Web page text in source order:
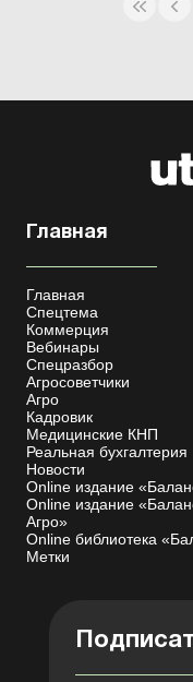
Главная
Главная
Спецтема
Коммерция
Вебинары
Спецразбор
Агросоветчики
Агро
Кадровик
Медицинские КНП
Реальная бухгалтерия
Новости
Online издание
Online издание
Агро»
Online библиотека
Метки